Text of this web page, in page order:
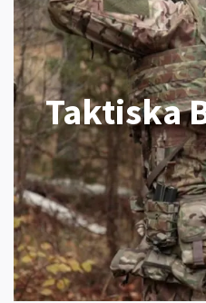
Taktiska